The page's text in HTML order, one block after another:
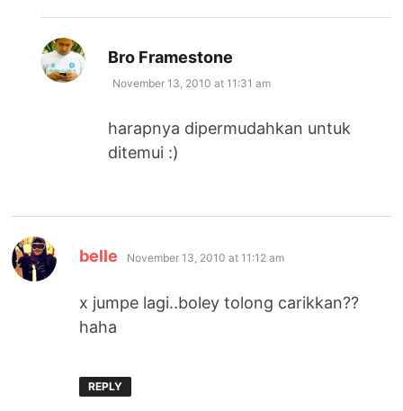
Bro Framestone
November 13, 2010 at 11:31 am
harapnya dipermudahkan untuk
ditemui :)
belle says:
November 13, 2010 at 11:12 am
x jumpe lagi..boley tolong carikkan??
haha
REPLY